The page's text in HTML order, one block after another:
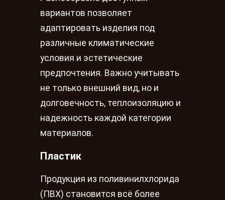
вариантов позволяет
адаптировать изделия под
различные климатические
условия и эстетические
предпочтения. Важно учитывать
не только внешний вид, но и
долговечность, теплоизоляцию и
надежность каждой категории
материалов.
Пластик
Продукция из поливинилхлорида
(ПВХ) становится всё более